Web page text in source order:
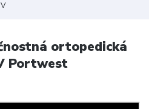
ortopedická
Portwest